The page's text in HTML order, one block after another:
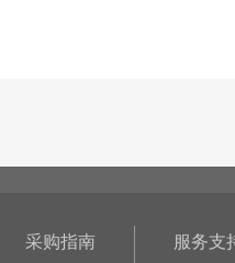
采购指南 服务支